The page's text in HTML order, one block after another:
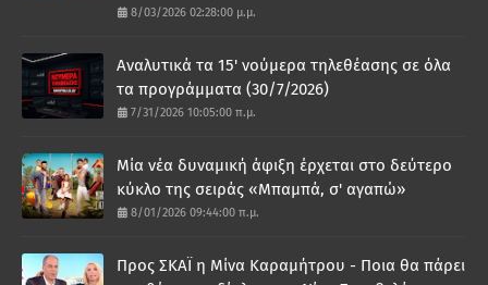
8/03/2026 02:28:00 μ.μ.
Αναλυτικά τα 15' νούμερα τηλεθέασης σε όλα
τα προγράμματα (30/7/2026)
7/31/2026 10:05:00 π.μ.
Μία νέα δυναμική άφιξη έρχεται στο δεύτερο
κύκλο της σειράς «Μπαμπά, σ' αγαπώ»
8/01/2026 09:44:00 π.μ.
Προς ΣΚΑΪ η Μίνα Καραμήτρου - Ποια θα πάρει